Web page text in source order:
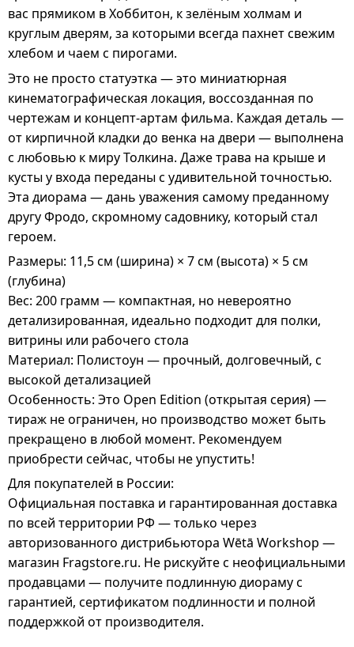
вас прямиком в Хоббитон, к зелёным холмам и
круглым дверям, за которыми всегда пахнет свежим
хлебом и чаем с пирогами.
Это не просто статуэтка — это миниатюрная
кинематографическая локация, воссозданная по
чертежам и концепт-артам фильма. Каждая деталь —
от кирпичной кладки до венка на двери — выполнена
с любовью к миру Толкина. Даже трава на крыше и
кусты у входа переданы с удивительной точностью.
Эта диорама — дань уважения самому преданному
другу Фродо, скромному садовнику, который стал
героем.
Размеры: 11,5 см (ширина) × 7 см (высота) × 5 см
(глубина)
Вес: 200 грамм — компактная, но невероятно
детализированная, идеально подходит для полки,
витрины или рабочего стола
Материал: Полистоун — прочный, долговечный, с
высокой детализацией
Особенность: Это Open Edition (открытая серия) —
тираж не ограничен, но производство может быть
прекращено в любой момент. Рекомендуем
приобрести сейчас, чтобы не упустить!
Для покупателей в России:
Официальная поставка и гарантированная доставка
по всей территории РФ — только через
авторизованного дистрибьютора Wētā Workshop —
магазин Fragstore.ru. Не рискуйте с неофициальными
продавцами — получите подлинную диораму с
гарантией, сертификатом подлинности и полной
поддержкой от производителя.